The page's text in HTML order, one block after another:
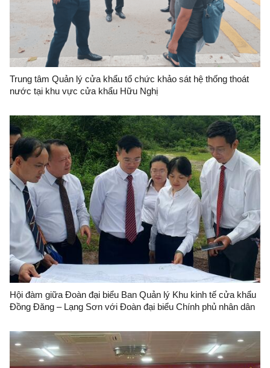
Trung tâm Quản lý cửa khẩu tổ chức khảo sát hệ thống thoát
nước tại khu vực cửa khẩu Hữu Nghị
Hội đàm giữa Đoàn đại biểu Ban Quản lý Khu kinh tế cửa khẩu
Đồng Đăng – Lạng Sơn với Đoàn đại biểu Chính phủ nhân dân